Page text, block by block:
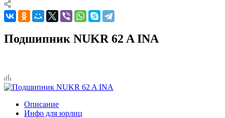
Подшипник NUKR 62 A INA
Описание
Инфо для юрлиц